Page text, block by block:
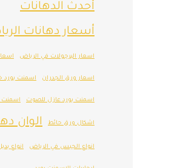
أحدث الدهانات
أسعار دهانات
اسعار البرجولات في الرياض
اسعار ورق الجدران اسمنت بورد
اسمنت بورد عازل للصوت اسمنت
اشكال ورق حائط الوان
انواع الجبس في الرياض انواع